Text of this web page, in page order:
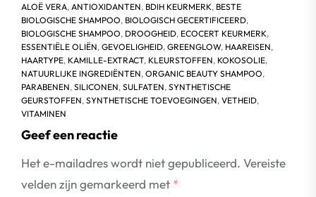
ALOË VERA, ANTIOXIDANTEN, BDIH KEURMERK, BESTE
BIOLOGISCHE SHAMPOO, BIOLOGISCH GECERTIFICEERD,
BIOLOGISCHE SHAMPOO, DROOGHEID, ECOCERT KEURMERK,
ESSENTIËLE OLIËN, GEVOELIGHEID, GREENGLOW, HAAREISEN,
HAARTYPE, KAMILLE-EXTRACT, KLEURSTOFFEN, KOKOSOLIE,
NATUURLIJKE INGREDIËNTEN, ORGANIC BEAUTY SHAMPOO,
PARABENEN, SILICONEN, SULFATEN, SYNTHETISCHE
GEURSTOFFEN, SYNTHETISCHE TOEVOEGINGEN, VETHEID,
VITAMINEN
Geef een reactie
Het e-mailadres wordt niet gepubliceerd. Vereiste
velden zijn gemarkeerd met *